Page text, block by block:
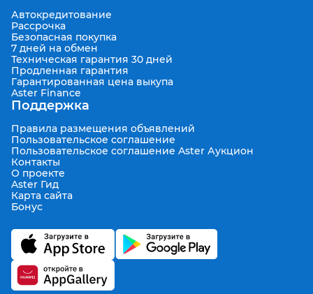
Автокредитование
Рассрочка
Безопасная покупка
7 дней на обмен
Техническая гарантия 30 дней
Продленная гарантия
Гарантированная цена выкупа
Aster Finance
Поддержка
Правила размещения объявлений
Пользовательское соглашение
Пользовательское соглашение Aster Аукцион
Контакты
О проекте
Aster Гид
Карта сайта
Бонус